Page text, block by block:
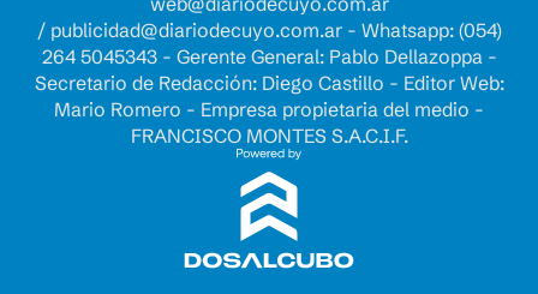
/ publicidad@diariodecuyo.com.ar- Whatsapp: (054)
264 5045343 - Gerente General: Pablo Dellazoppa -
Secretario de Redacción: Diego Castillo - Editor Web:
Mario Romero - Empresa propietaria del medio -
FRANCISCO MONTES S.A.C.I.F.